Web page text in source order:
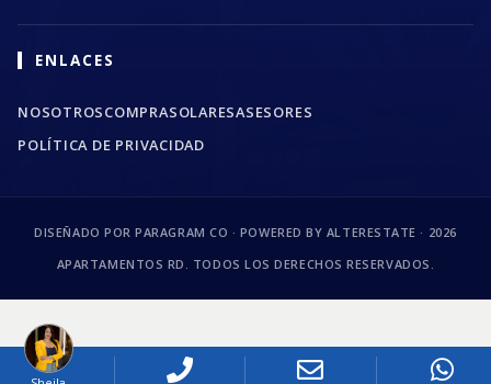
ENLACES
NOSOTROSCOMPRASOLARESASESORES
POLÍTICA DE PRIVACIDAD
DISEÑADO POR PARAGRAM CO · POWERED BY ALTERESTATE · 2026
APARTAMENTOS RD. TODOS LOS DERECHOS RESERVADOS.